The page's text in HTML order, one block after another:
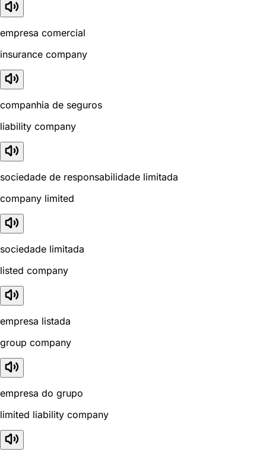
empresa comercial
insurance company
companhia de seguros
liability company
sociedade de responsabilidade limitada
company limited
sociedade limitada
listed company
empresa listada
group company
empresa do grupo
limited liability company